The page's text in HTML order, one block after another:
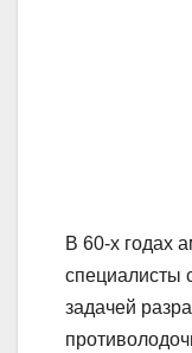
В 60-х годах
специалисты
задачей